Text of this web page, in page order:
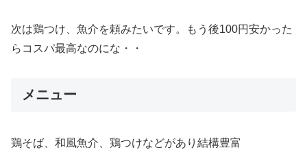
次は鶏つけ、魚介を頼みたいです。もう後100円安かった
らコスパ最高なのにな・・
メニュー
鶏そば、和風魚介、鶏つけなどがあり結構豊富